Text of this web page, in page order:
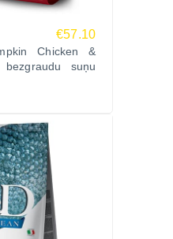
€57.10
Chicken &
suņu